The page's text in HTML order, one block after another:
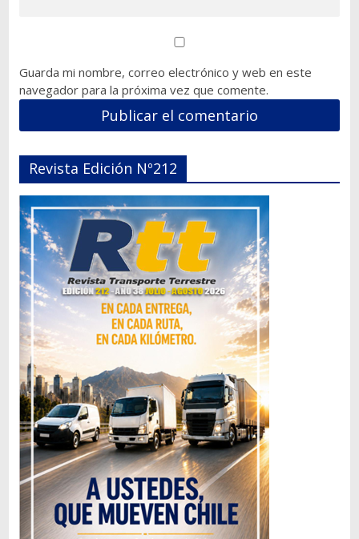
Guarda mi nombre, correo electrónico y web en este
navegador para la próxima vez que comente.
Revista Edición Nº212